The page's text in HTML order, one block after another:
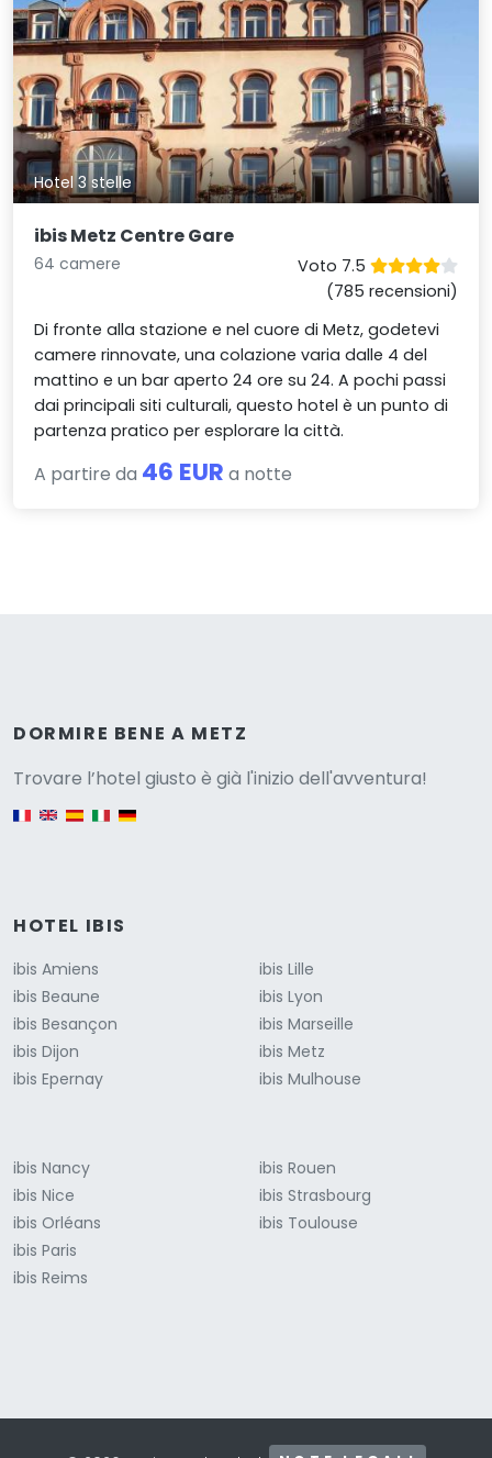
Hotel 3 stelle
ibis Metz Centre Gare
64 camere
Voto 7.5
(785 recensioni)
Di fronte alla stazione e nel cuore di Metz, godetevi
camere rinnovate, una colazione varia dalle 4 del
mattino e un bar aperto 24 ore su 24. A pochi passi
dai principali siti culturali, questo hotel è un punto di
partenza pratico per esplorare la città.
A partire da 46 EUR a notte
DORMIRE BENE A METZ
Trovare l’hotel giusto è già l'inizio dell'avventura!
HOTEL IBIS
ibis Amiens
ibis Beaune
ibis Besançon
ibis Dijon
ibis Epernay
ibis Lille
ibis Lyon
ibis Marseille
ibis Metz
ibis Mulhouse
ibis Nancy
ibis Nice
ibis Orléans
ibis Paris
ibis Reims
ibis Rouen
ibis Strasbourg
ibis Toulouse